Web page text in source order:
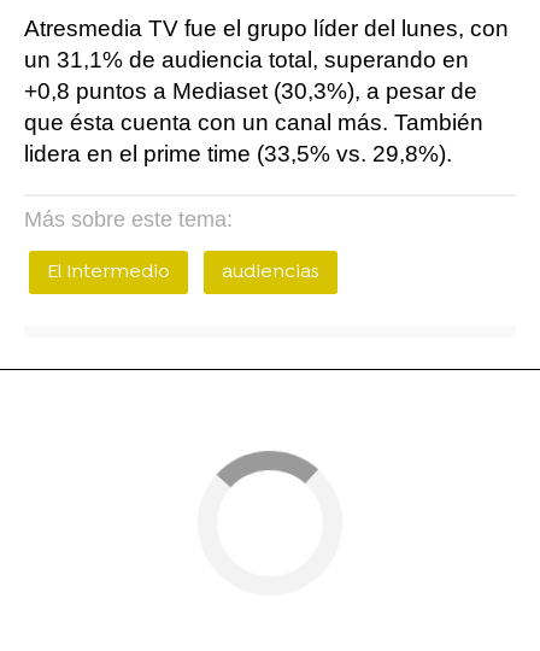
Atresmedia TV fue el grupo líder del lunes, con
un 31,1% de audiencia total, superando en
+0,8 puntos a Mediaset (30,3%), a pesar de
que ésta cuenta con un canal más. También
lidera en el prime time (33,5% vs. 29,8%).
Más sobre este tema:
El Intermedio audiencias